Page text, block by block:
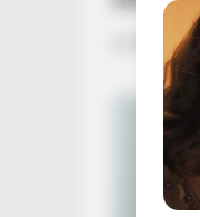
Szerző •